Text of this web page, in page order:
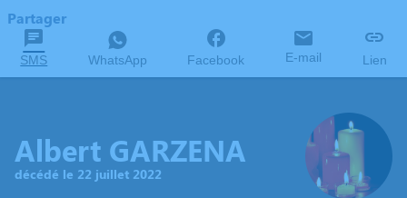
Partager
SMS WhatsApp Facebook E-mail Lien
Albert GARZENA
décédé le 22 juillet 2022